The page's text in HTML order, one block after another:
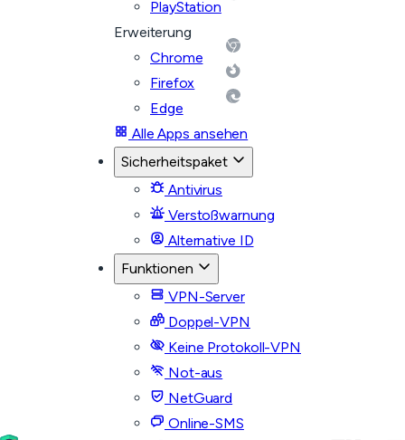
PlayStation
Erweiterung
Chrome
Firefox
Edge
Alle Apps ansehen
Sicherheitspaket
Antivirus
Verstoßwarnung
Alternative ID
Funktionen
VPN-Server
Doppel-VPN
Keine Protokoll-VPN
Not-aus
NetGuard
Online-SMS